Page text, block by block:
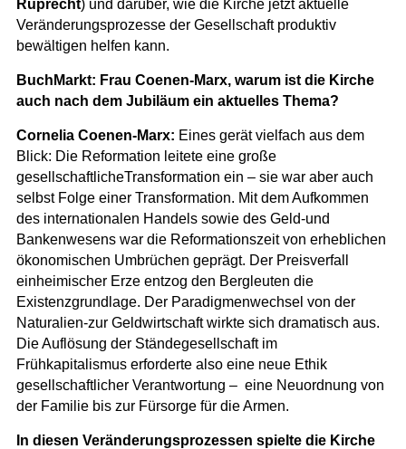
Ruprecht) und darüber, wie die Kirche jetzt aktuelle
Veränderungsprozesse der Gesellschaft produktiv
bewältigen helfen kann.
BuchMarkt: Frau Coenen-Marx, warum ist die Kirche
auch nach dem Jubiläum ein aktuelles Thema?
Cornelia Coenen-Marx: Eines gerät vielfach aus dem
Blick: Die Reformation leitete eine große
gesellschaftlicheTransformation ein – sie war aber auch
selbst Folge einer Transformation. Mit dem Aufkommen
des internationalen Handels sowie des Geld-und
Bankenwesens war die Reformationszeit von erheblichen
ökonomischen Umbrüchen geprägt. Der Preisverfall
einheimischer Erze entzog den Bergleuten die
Existenzgrundlage. Der Paradigmenwechsel von der
Naturalien-zur Geldwirtschaft wirkte sich dramatisch aus.
Die Auflösung der Ständegesellschaft im
Frühkapitalismus erforderte also eine neue Ethik
gesellschaftlicher Verantwortung – eine Neuordnung von
der Familie bis zur Fürsorge für die Armen.
In diesen Veränderungsprozessen spielte die Kirche